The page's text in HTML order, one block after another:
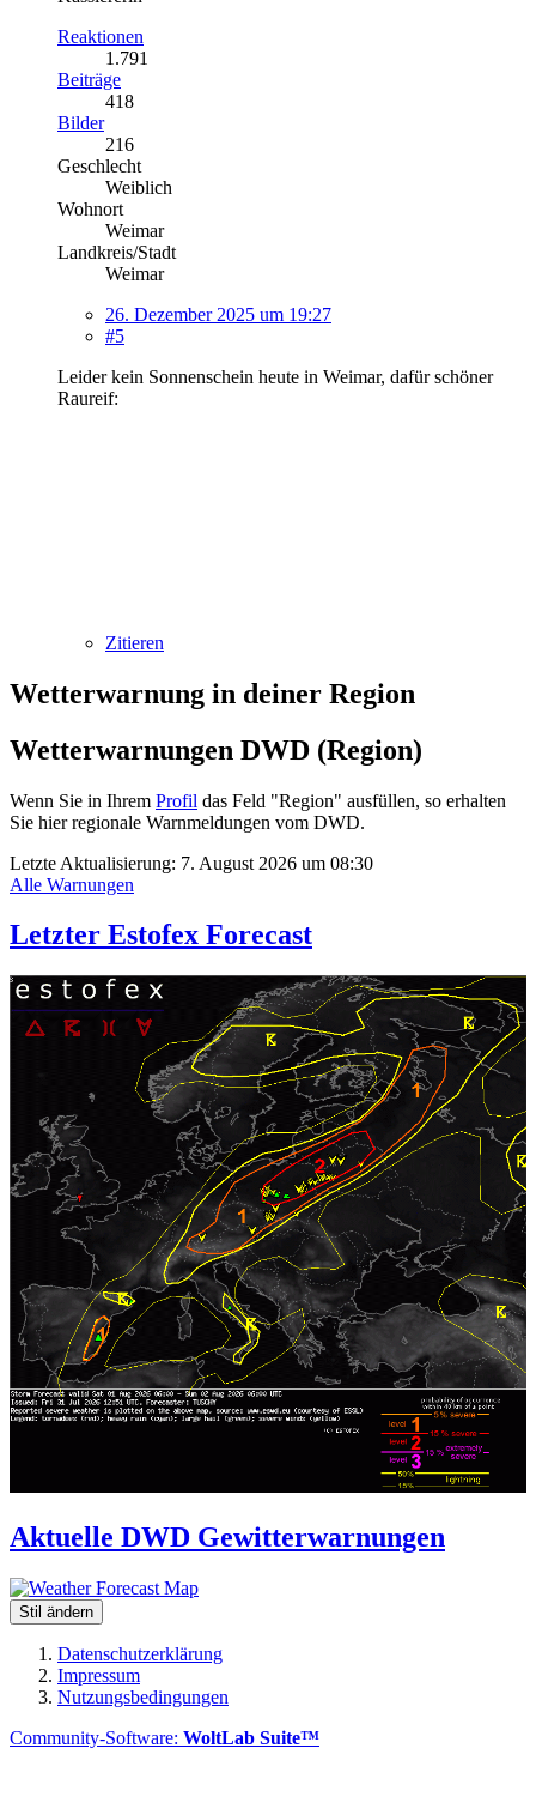
Reaktionen
1.791
Beiträge
418
Bilder
216
Geschlecht
Weiblich
Wohnort
Weimar
Landkreis/Stadt
Weimar
26. Dezember 2025 um 19:27
#5
Leider kein Sonnenschein heute in Weimar, dafür schöner
Raureif:
Zitieren
Wetterwarnung in deiner Region
Wetterwarnungen DWD (Region)
Wenn Sie in Ihrem Profil das Feld "Region" ausfüllen, so erhalten
Sie hier regionale Warnmeldungen vom DWD.
Letzte Aktualisierung: 7. August 2026 um 08:30
Alle Warnungen
Letzter Estofex Forecast
Aktuelle DWD Gewitterwarnungen
Stil ändern
Datenschutzerklärung
Impressum
Nutzungsbedingungen
Community-Software: WoltLab Suite™